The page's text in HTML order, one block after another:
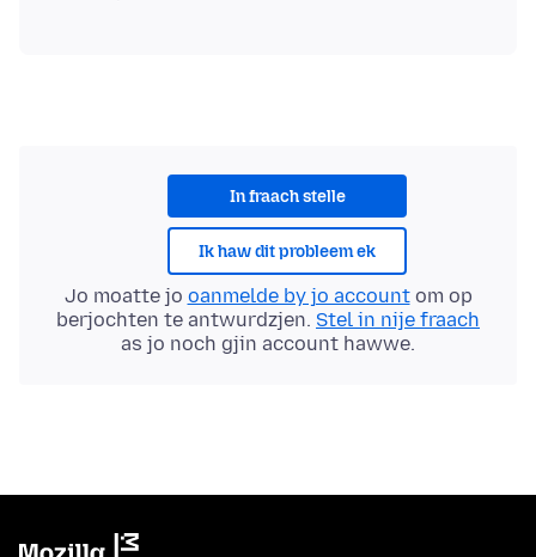
In fraach stelle
Ik haw dit probleem ek
Jo moatte jo oanmelde by jo accountom op
berjochten te antwurdzjen. Stel in nije fraach
as jo noch gjin account hawwe.